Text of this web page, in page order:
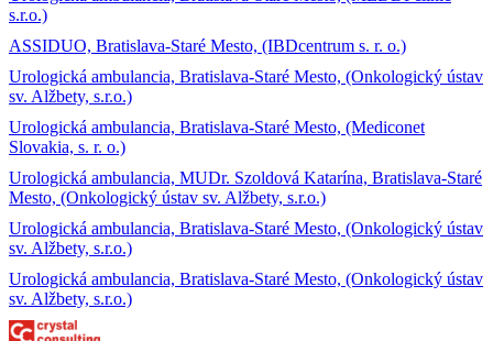
s.r.o.)
ASSIDUO, Bratislava-Staré Mesto, (IBDcentrum s. r. o.)
Urologická ambulancia, Bratislava-Staré Mesto, (Onkologický ústav
sv. Alžbety, s.r.o.)
Urologická ambulancia, Bratislava-Staré Mesto, (Mediconet
Slovakia, s. r. o.)
Urologická ambulancia, MUDr. Szoldová Katarína, Bratislava-Staré
Mesto, (Onkologický ústav sv. Alžbety, s.r.o.)
Urologická ambulancia, Bratislava-Staré Mesto, (Onkologický ústav
sv. Alžbety, s.r.o.)
Urologická ambulancia, Bratislava-Staré Mesto, (Onkologický ústav
sv. Alžbety, s.r.o.)